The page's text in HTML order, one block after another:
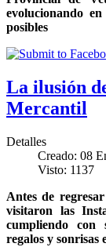
evolucionando
posibles
La ilusión
Mercantil
Detalles
Creado: 08
Visto: 1137
Antes de
visitaron las
cumpliendo con
regalos y sonrisas